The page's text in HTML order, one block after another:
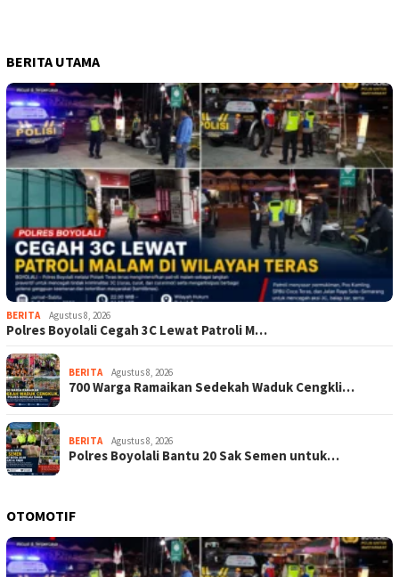
BERITA UTAMA
BERITA Agustus 8, 2026
Polres Boyolali Cegah 3C Lewat Patroli M…
BERITA Agustus 8, 2026
700 Warga Ramaikan Sedekah Waduk Cengkli…
BERITA Agustus 8, 2026
Polres Boyolali Bantu 20 Sak Semen untuk…
OTOMOTIF